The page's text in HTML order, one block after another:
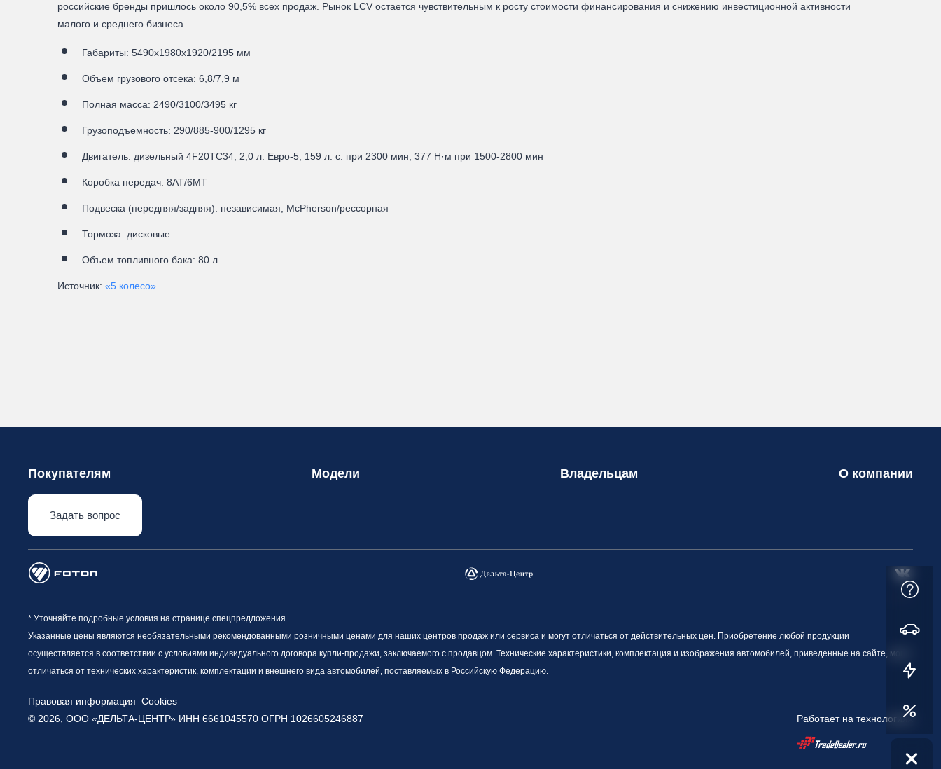
российские бренды пришлось около 90,5% всех продаж. Рынок LCV остается чувствительным к росту стоимости финансирования и снижению инвестиционной активности
малого и среднего бизнеса.
Габариты: 5490х1980х1920/2195 мм
Объем грузового отсека: 6,8/7,9 м
Полная масса: 2490/3100/3495 кг
Грузоподъемность: 290/885-900/1295 кг
Двигатель: дизельный 4F20TC34, 2,0 л. Евро-5, 159 л. с. при 2300 мин, 377 Н·м при 1500-2800 мин
Коробка передач: 8АТ/6МТ
Подвеска (передняя/задняя): независимая, McPherson/рессорная
Тормоза: дисковые
Объем топливного бака: 80 л
Источник: «5 колесо»
Покупателям Модели Владельцам О компании
Задать вопрос
* Уточняйте подробные условия на странице спецпредложения.
Указанные цены являются необязательными рекомендованными розничными ценами для наших центров продаж или сервиса и могут отличаться от действительных цен. Приобретение любой продукции
осуществляется в соответствии с условиями индивидуального договора купли-продажи, заключаемого с продавцом. Технические характеристики, комплектация и изображения автомобилей, приведенные на сайте, могут
отличаться от технических характеристик, комплектации и внешнего вида автомобилей, поставляемых в Российскую Федерацию.
© 2026, ООО «ДЕЛЬТА-ЦЕНТР» ИНН 6661045570 ОГРН 1026605246887
Правовая информация Cookies
Работает на технологиях